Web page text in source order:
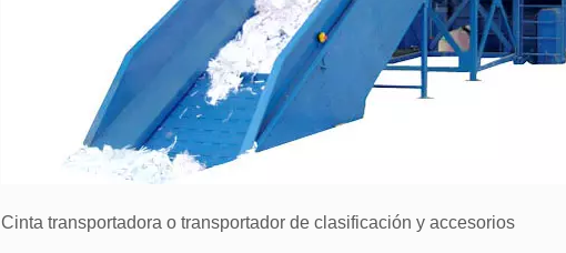
Cinta transportadora o transportador de clasificación y accesorios